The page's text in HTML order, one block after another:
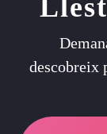
descobreix